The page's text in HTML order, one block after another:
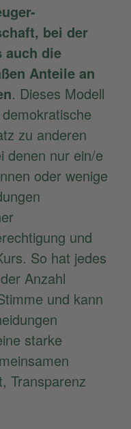
bei der
auch die
Anteile an
. Dieses Modell
zu anderen
denen nur ein/e
oder wenige
und
So hat jedes
Anzahl
und kann
starke
Transparenz